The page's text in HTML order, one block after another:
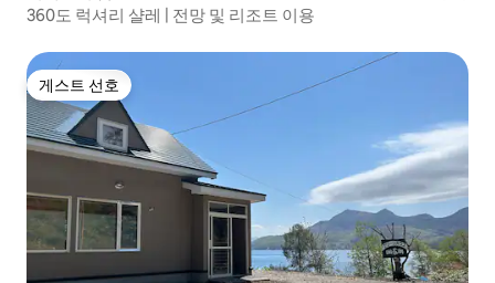
360도 럭셔리 샬레 | 전망 및 리조트 이용
게스트 선호
게스트 선호